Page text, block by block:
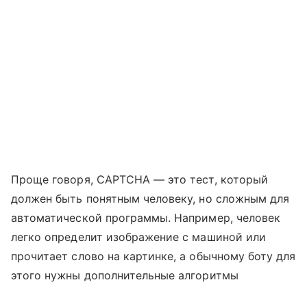
Проще говоря, CAPTCHA — это тест, который
должен быть понятным человеку, но сложным для
автоматической программы. Например, человек
легко определит изображение с машиной или
прочитает слово на картинке, а обычному боту для
этого нужны дополнительные алгоритмы